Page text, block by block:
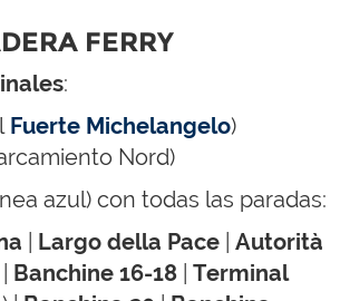
FERRY
:
Fuerte Michelangelo)
Nord)
azul) con todas las paradas:
Largo della Pace Autorità
Banchine 16-18 Terminal